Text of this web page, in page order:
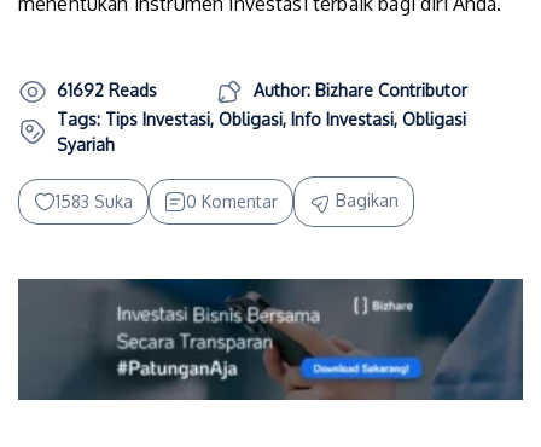
61692 Reads
Author: Bizhare Contributor
Tags: Tips Investasi, Obligasi, Info Investasi, Obligasi
Syariah
1583 Suka 0 Komentar Bagikan